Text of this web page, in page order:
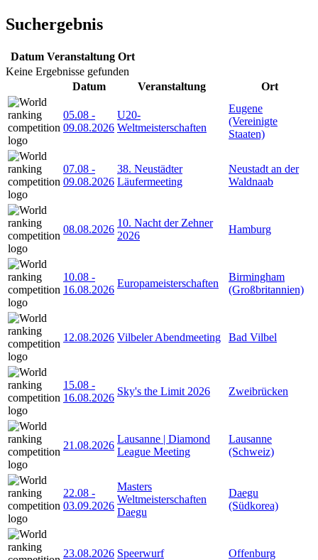
Suchergebnis
Datum Veranstaltung Ort
Keine Ergebnisse gefunden
Datum
Veranstaltung Ort
05.08 -
09.08.2026
U20-
Weltmeisterschaften
Eugene
(Vereinigte
Staaten)
07.08 -
09.08.2026
38. Neustädter
Läufermeeting
Neustadt an der
Waldnaab
08.08.2026
10. Nacht der Zehner
2026
Hamburg
10.08 -
16.08.2026
Europameisterschaften
Birmingham
(Großbritannien)
12.08.2026 Vilbeler Abendmeeting Bad Vilbel
15.08 -
16.08.2026
Sky's the Limit 2026 Zweibrücken
21.08.2026
Lausanne | Diamond
League Meeting
Lausanne
(Schweiz)
22.08 -
03.09.2026
Masters
Weltmeisterschaften
Daegu
Daegu
(Südkorea)
23.08.2026 Speerwurf Offenburg